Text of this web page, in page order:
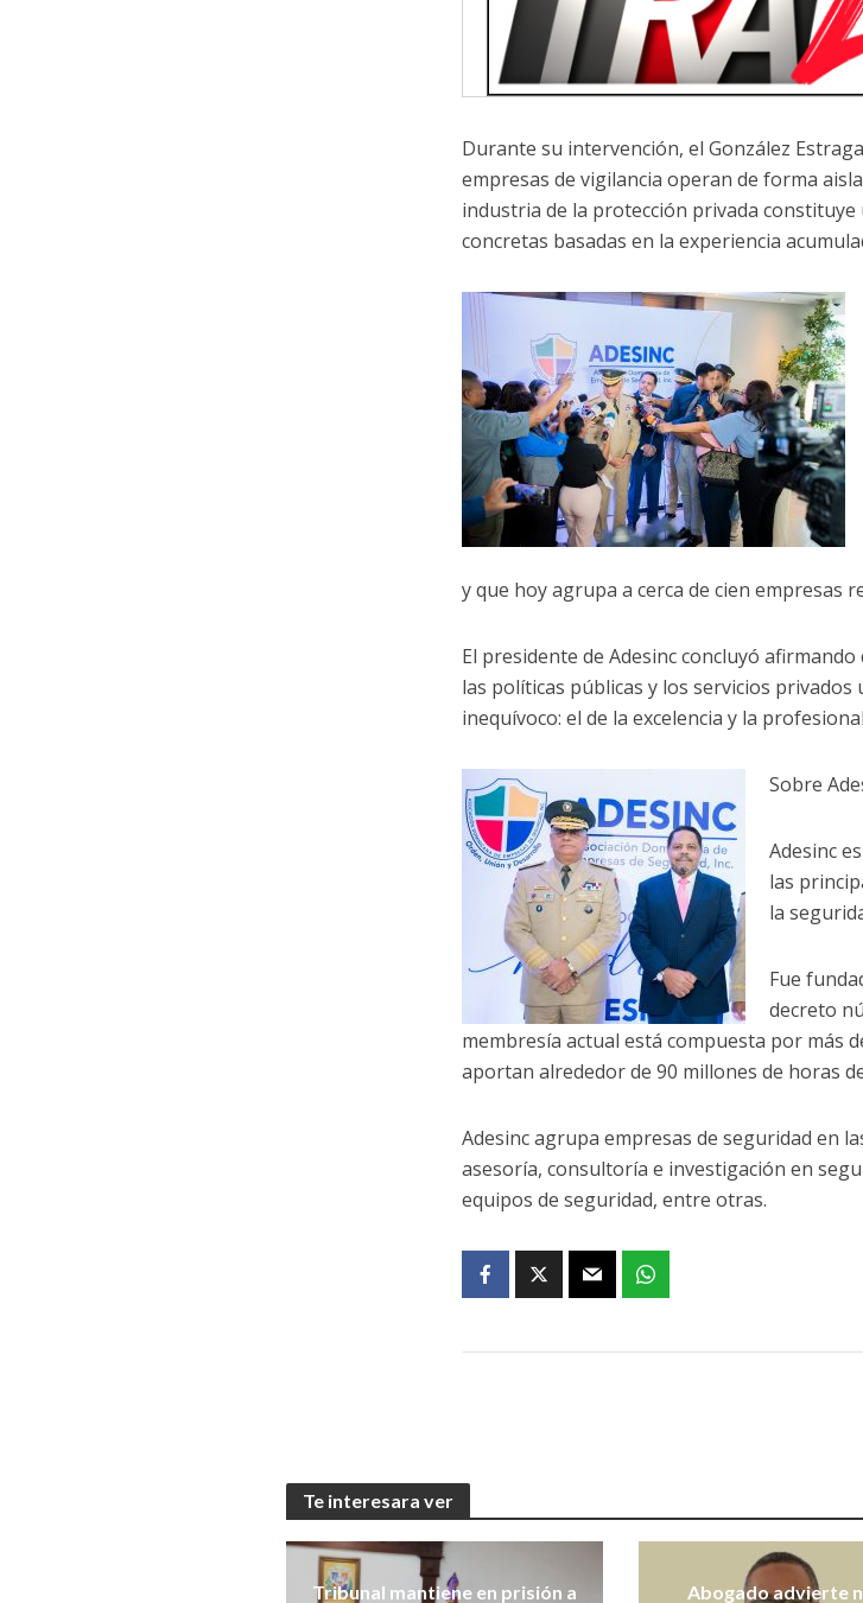
Durante su intervención, el González
empresas de vigilancia operan de forma
industria de la protección privada
concretas basadas en la experiencia
y que hoy agrupa a cerca de cien empresas
El presidente de Adesinc concluyó
las políticas públicas y los servicios
inequívoco: el de la excelencia y la
Sobre
Adesinc
las
la
Fue
decreto
membresía actual está compuesta por más
aportan alrededor de 90 millones de horas
Adesinc agrupa empresas de seguridad en
asesoría, consultoría e investigación en
equipos de seguridad, entre otras.
Te interesara ver
Tribunal mantiene en prisión a Abogado advierte